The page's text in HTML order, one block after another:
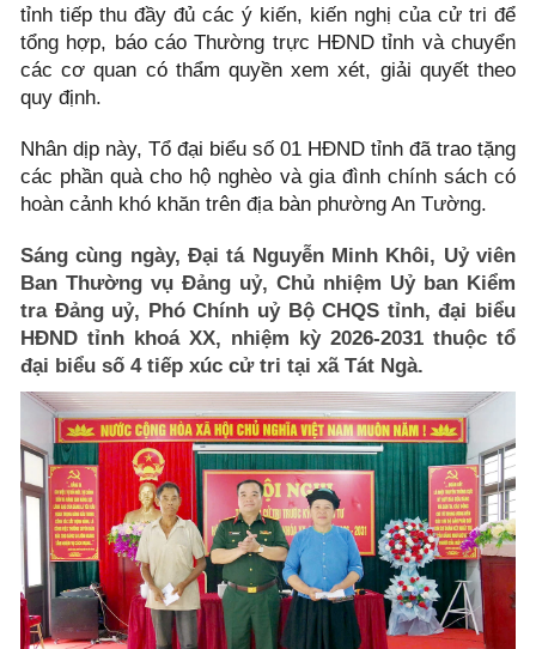
tỉnh tiếp thu đầy đủ các ý kiến, kiến nghị của cử tri để
tổng hợp, báo cáo Thường trực HĐND tỉnh và chuyển
các cơ quan có thẩm quyền xem xét, giải quyết theo
quy định.
Nhân dịp này, Tổ đại biểu số 01 HĐND tỉnh đã trao tặng
các phần quà cho hộ nghèo và gia đình chính sách có
hoàn cảnh khó khăn trên địa bàn phường An Tường.
Sáng cùng ngày, Đại tá Nguyễn Minh Khôi, Uỷ viên
Ban Thường vụ Đảng uỷ, Chủ nhiệm Uỷ ban Kiểm
tra Đảng uỷ, Phó Chính uỷ Bộ CHQS tỉnh, đại biểu
HĐND tỉnh khoá XX, nhiệm kỳ 2026-2031 thuộc tổ
đại biểu số 4 tiếp xúc cử tri tại xã Tát Ngà.